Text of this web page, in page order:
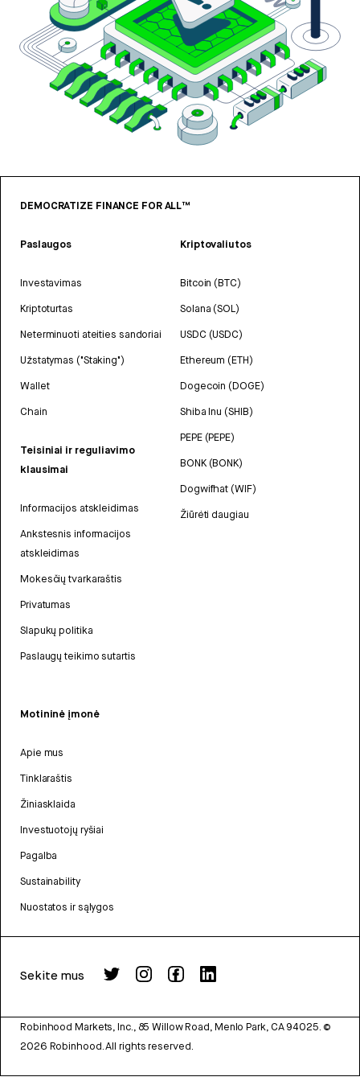
DEMOCRATIZE FINANCE FOR ALL™
Paslaugos
Investavimas
Kriptoturtas
Neterminuoti ateities sandoriai
Užstatymas ("Staking")
Wallet
Chain
Teisiniai ir reguliavimo
klausimai
Informacijos atskleidimas
Ankstesnis informacijos
atskleidimas
Mokesčių tvarkaraštis
Privatumas
Slapukų politika
Paslaugų teikimo sutartis
Kriptovaliutos
Bitcoin (BTC)
Solana (SOL)
USDC (USDC)
Ethereum (ETH)
Dogecoin (DOGE)
Shiba Inu (SHIB)
PEPE (PEPE)
BONK (BONK)
Dogwifhat (WIF)
Žiūrėti daugiau
Motininė įmonė
Apie mus
Tinklaraštis
Žiniasklaida
Investuotojų ryšiai
Pagalba
Sustainability
Nuostatos ir sąlygos
Sekite mus
Robinhood Markets, Inc., 85 Willow Road, Menlo Park, CA 94025. ©
2026 Robinhood. All rights reserved.